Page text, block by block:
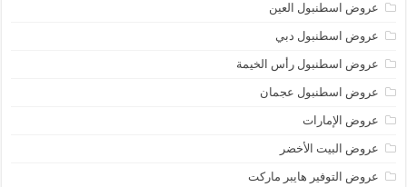
عروض اسطنبول العين
عروض اسطنبول دبي
عروض اسطنبول رأس الخيمة
عروض اسطنبول عجمان
عروض الإمارات
عروض البيت الأخضر
عروض التوفير هايبر ماركت